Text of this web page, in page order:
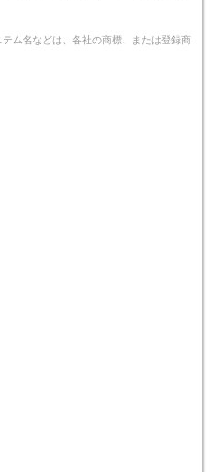
ム名などは、各社の商標、または登録商